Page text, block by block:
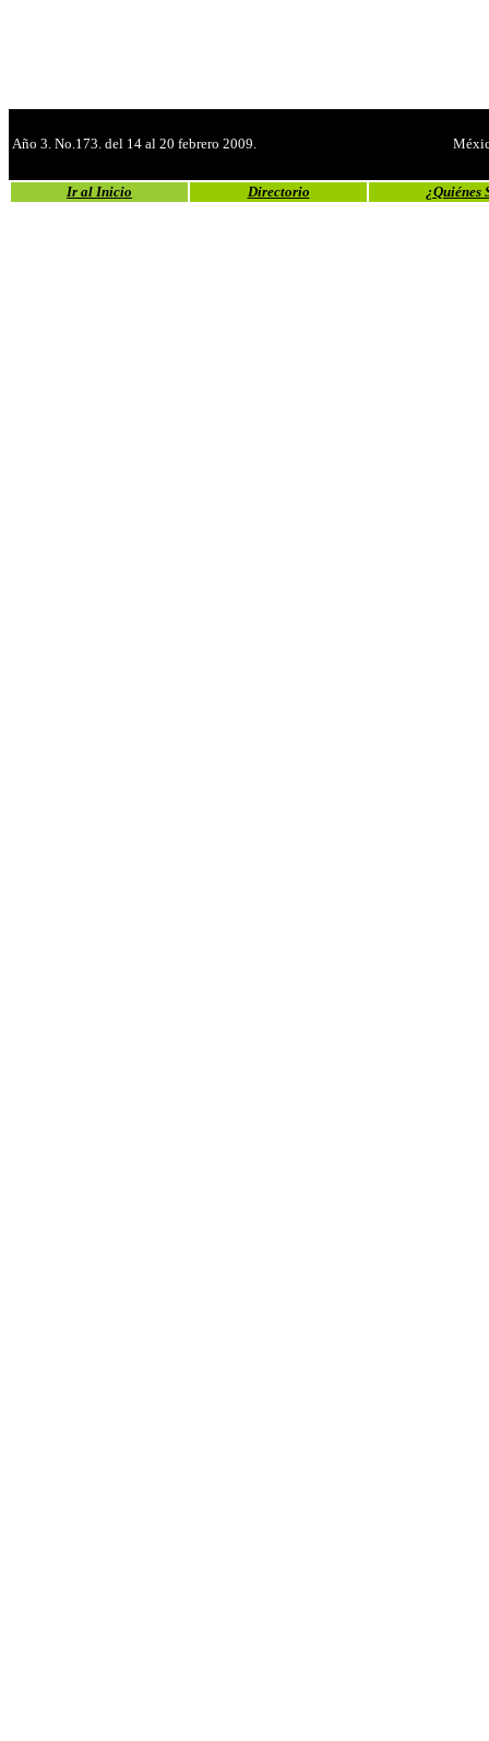
Año 3. No.173. del 14 al 20 febrero 2009.
Ir al Inicio Directorio ¿Quiénes